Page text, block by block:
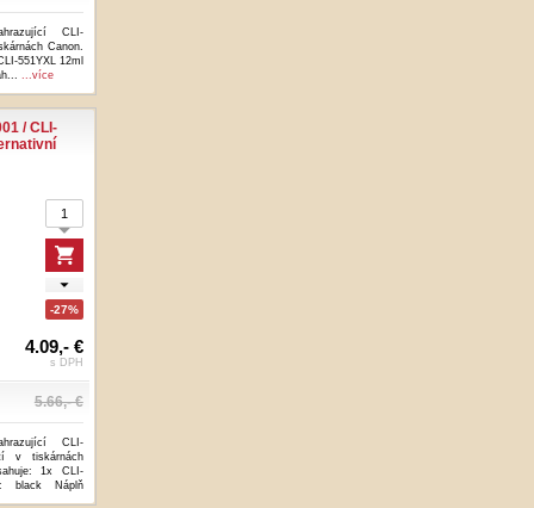
CLI-
Canon.
551YXL 12ml
...více
/ CLI-
-27%
4.09,- €
s DPH
5.66,- €
CLI-
v tiskárnách
1x CLI-
black Náplň